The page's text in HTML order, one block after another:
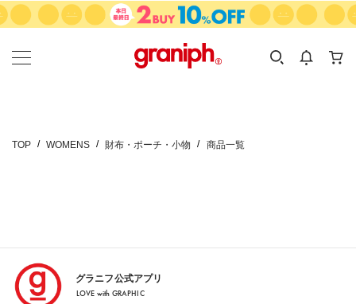
カテゴリーから探す
KIDS
カテゴリ
サイズ
TOP WOMENS 財布・ポーチ・小物 商品一覧
グラニフ公式アプリ
LOVE with GRAPHIC